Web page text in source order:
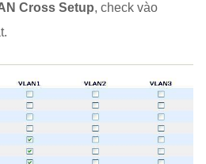
Cross Setup, check vào